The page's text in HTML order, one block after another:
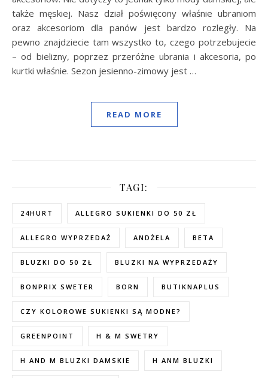
także męskiej. Nasz dział poświęcony właśnie ubraniom
oraz akcesoriom dla panów jest bardzo rozległy. Na
pewno znajdziecie tam wszystko to, czego potrzebujecie
– od bielizny, poprzez przeróżne ubrania i akcesoria, po
kurtki właśnie. Sezon jesienno-zimowy jest …
READ MORE
TAGI:
24HURT ALLEGRO SUKIENKI DO 50 ZŁ
ALLEGRO WYPRZEDAŻ ANDŻELA BETA
BLUZKI DO 50 ZŁ BLUZKI NA WYPRZEDAŻY
BONPRIX SWETER BORN BUTIKNAPLUS
CZY KOLOROWE SUKIENKI SĄ MODNE?
GREENPOINT H & M SWETRY
H AND M BLUZKI DAMSKIE H ANM BLUZKI